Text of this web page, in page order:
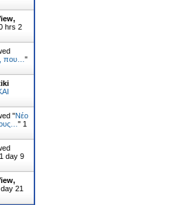
hrs 2
που… "
"Νέο
" 1
1 day 9
21